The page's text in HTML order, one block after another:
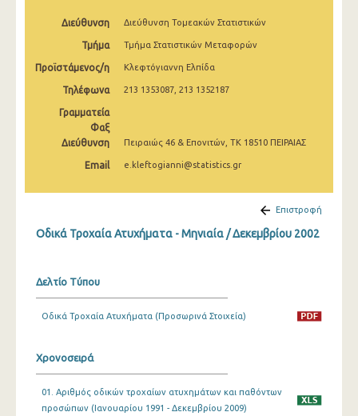
Μαρτίου 2025
Φεβρουαρίου 2025
Ιανουαρίου 2025
Δεκεμβρίου 2024
Αυγούστου 2024
Ιουνίου 2024
Απριλίου 2024
Μαρτίου 2024
Διεύθυνση Διεύθυνση Τομεακών Στατιστικών
Τμήμα Τμήμα Στατιστικών Μεταφορών
Προϊστάμενος/η Κλεφτόγιαννη Ελπίδα
Τηλέφωνα 213 1353087, 213 1352187
Γραμματεία
Φαξ
Διεύθυνση
Πειραιώς 46 & Επονιτών, ΤΚ 18510 ΠΕΙΡΑΙΑΣ
Email e.kleftogianni@statistics.gr
Επιστροφή
Οδικά Τροχαία Ατυχήματα - Μηνιαία / Δεκεμβρίου 2002
Δελτίο Τύπου
Οδικά Τροχαία Ατυχήματα (Προσωρινά Στοιχεία)
Χρονοσειρά
01. Αριθμός οδικών τροχαίων ατυχημάτων και παθόντων
προσώπων (Ιανουαρίου 1991 - Δεκεμβρίου 2009)